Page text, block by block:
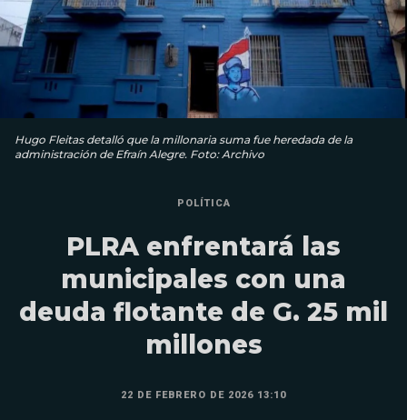
Hugo Fleitas detalló que la millonaria suma fue heredada de la
administración de Efraín Alegre. Foto: Archivo
POLÍTICA
PLRA enfrentará las
municipales con una
deuda flotante de G. 25 mil
millones
22 DE FEBRERO DE 2026 13:10